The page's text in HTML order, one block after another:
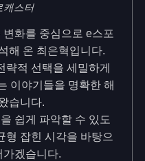
캐스터
화를 중심으로 e스포
해 온 최은혁입니다.
략적 선택을 세밀하게
이야기들을 명확한 해
습니다.
쉽게 파악할 수 있도
형 잡힌 시각을 바탕으
가겠습니다.